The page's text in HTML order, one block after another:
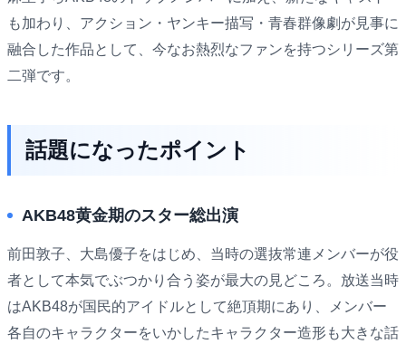
も加わり、アクション・ヤンキー描写・青春群像劇が見事に
融合した作品として、今なお熱烈なファンを持つシリーズ第
二弾です。
話題になったポイント
AKB48黄金期のスター総出演
前田敦子、大島優子をはじめ、当時の選抜常連メンバーが役
者として本気でぶつかり合う姿が最大の見どころ。放送当時
はAKB48が国民的アイドルとして絶頂期にあり、メンバー
各自のキャラクターをいかしたキャラクター造形も大きな話